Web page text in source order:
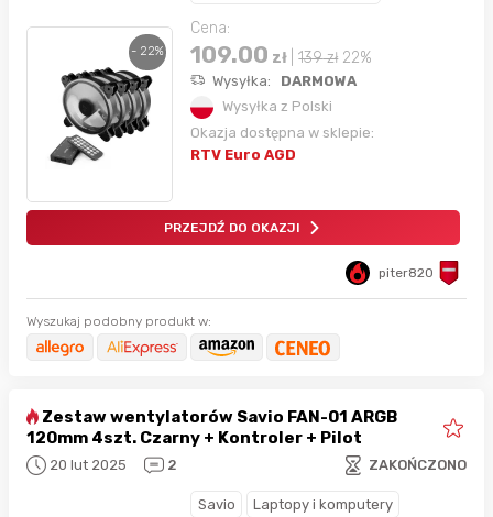
- 22%
Cena:
109.00 zł 139zł 22%
Wysyłka:
DARMOWA
Wysyłka z Polski
Okazja dostępna w sklepie:
RTV Euro AGD
PRZEJDŹ DO OKAZJI
piter820
Wyszukaj podobny produkt w:
Zestaw wentylatorów Savio FAN-01 ARGB
120mm 4szt. Czarny + Kontroler + Pilot
20 lut 2025 2 ZAKOŃCZONO
Savio
Laptopy i komputery